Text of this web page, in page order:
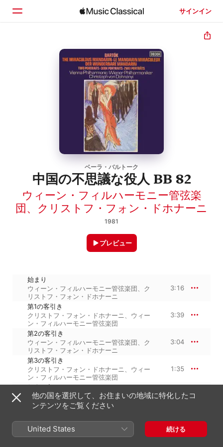
サインイン
ベーラ・バルトーク
中国の不思議な役人 BB 82
ウィーン・フィルハーモニー管弦楽
団、 クリストフ・フォン・ドホナーニ
1981
プレビュー
始まり
ウィーン・フィルハーモニー管弦楽団
ク
リストフ・フォン・ドホナーニ
3:16
第1の客引き
クリストフ・フォン・ドホナーニ
ウィー
ン・フィルハーモニー管弦楽団
3:39
第2の客引き
ウィーン・フィルハーモニー管弦楽団
ク
リストフ・フォン・ドホナーニ
3:04
第3の客引き
クリストフ・フォン・ドホナーニ
ウィー
ン・フィルハーモニー管弦楽団
1:35
役人が入ってくる
クリストフ・フォン・ドホナーニ、ウィー
ン・フィルハーモニー管弦楽団
6:58
ウィーン・フィルハーモニー管弦楽団
ク
リストフ・フォン・ドホナーニ
2:17
他の国を選択して、お住まいの地域に特化したコ
ンテンツをご覧ください
United States 続ける